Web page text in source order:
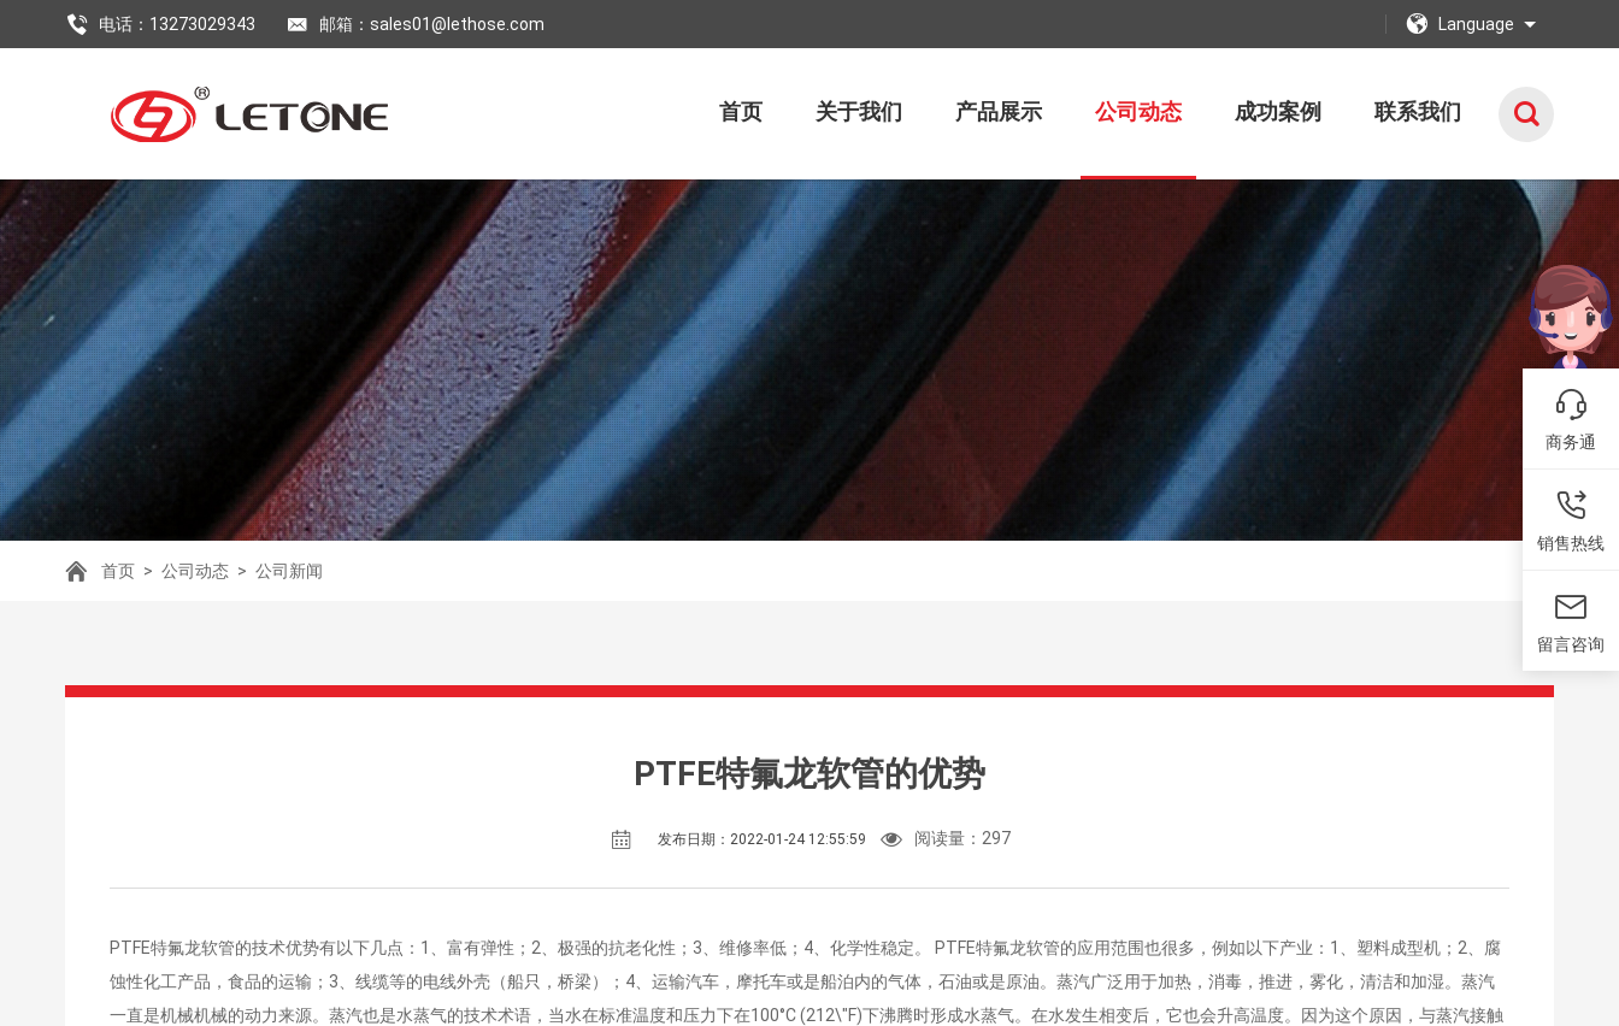
电话：13273029343 邮箱：sales01@lethose.com Language
首页 关于我们 产品展示 公司动态 成功案例 联系我们
首页 > 公司动态 > 公司新闻
PTFE特氟龙软管的优势
发布日期：2022-01-24 12:55:59 阅读量： 297
PTFE特氟龙软管的技术优势有以下几点：1、富有弹性；2、极强的抗老化性；3、维修率低；4、化学性稳定。 PTFE特氟龙软管的应用范围也很多，例如以下产业：1、塑料成型机；2、腐
蚀性化工产品，食品的运输；3、线缆等的电线外壳（船只，桥梁）；4、运输汽车，摩托车或是船泊内的气体，石油或是原油。蒸汽广泛用于加热，消毒，推进，雾化，清洁和加湿。蒸汽
一直是机械机械的动力来源。蒸汽也是水蒸气的技术术语，当水在标准温度和压力下在100°C (212\"F)下沸腾时形成水蒸气。在水发生相变后，它也会升高温度。因为这个原因，与蒸汽接触
商务通
销售热线
留言咨询